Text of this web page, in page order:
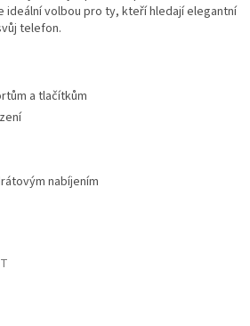
ideální volbou pro ty, kteří hledají elegantní
telefon.
a tlačítkům
nabíjením